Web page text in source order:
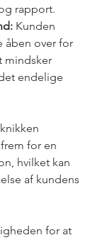
rapport.
Kunden
åben over for
mindsker
endelige
for en
hvilket kan
af kundens
for at